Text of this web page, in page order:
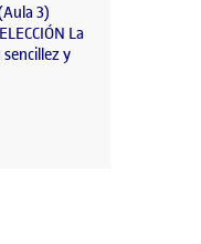
3)
La
sencillez y